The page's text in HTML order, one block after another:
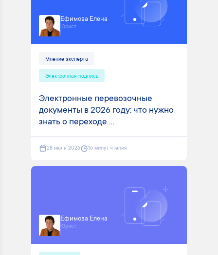
Ефимова Елена
Юрист
Мнение эксперта
Электронная подпись
Электронные перевозочные
документы в 2026 году: что нужно
знать о переходе ...
28 июля 2026 16 минут чтения
Ефимова Елена
Юрист